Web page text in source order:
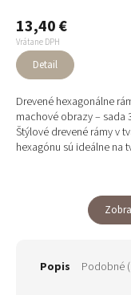
13,40 €
Vrátane DPH
Detail
Drevené hexagonálne
machové obrazy – sada
Štýlové drevené rámy v
hexagónu sú ideálne na
Popis Podobné